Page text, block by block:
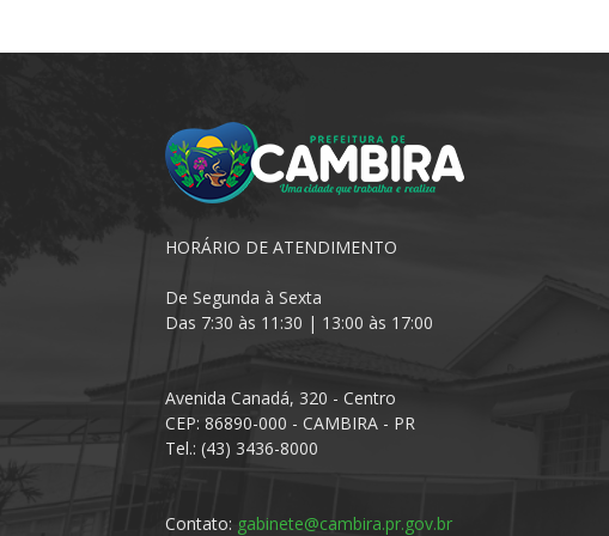
HORÁRIO DE ATENDIMENTO
De Segunda à Sexta
Das 7:30 às 11:30 | 13:00 às 17:00
Avenida Canadá, 320 - Centro
CEP: 86890-000 - CAMBIRA - PR
Tel.: (43) 3436-8000
Contato: gabinete@cambira.pr.gov.br